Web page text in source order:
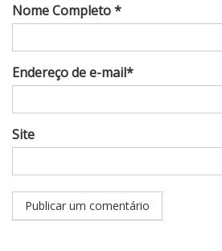
Nome Completo *
Endereço de e-mail*
Site